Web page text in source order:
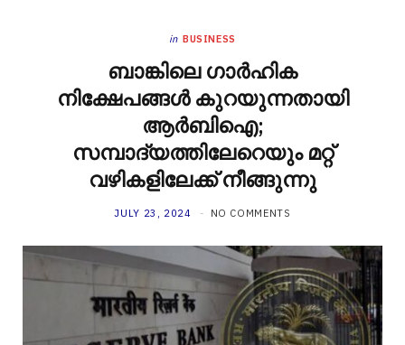
in BUSINESS
ബാങ്കിലെ ഗാര്‍ഹിക
നിക്ഷേപങ്ങള്‍ കുറയുന്നതായി
ആര്‍ബിഐ;
സമ്പാദ്യത്തിലേറെയും മറ്റ്
വഴികളിലേക്ക് നീങ്ങുന്നു
JULY 23, 2024 NO COMMENTS